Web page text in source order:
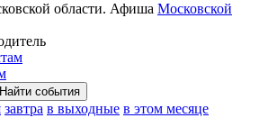
области. Афиша Московской
завтра в выходные в этом месяце